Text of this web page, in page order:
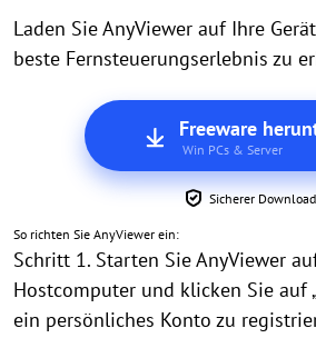
Laden Sie AnyViewer auf Ihre
beste Fernsteuerungserlebnis zu
Freeware
Win PCs & Server
Sicherer Download
So richten Sie AnyViewer ein:
Schritt 1. Starten Sie AnyViewer
Hostcomputer und klicken Sie auf
ein persönliches Konto zu